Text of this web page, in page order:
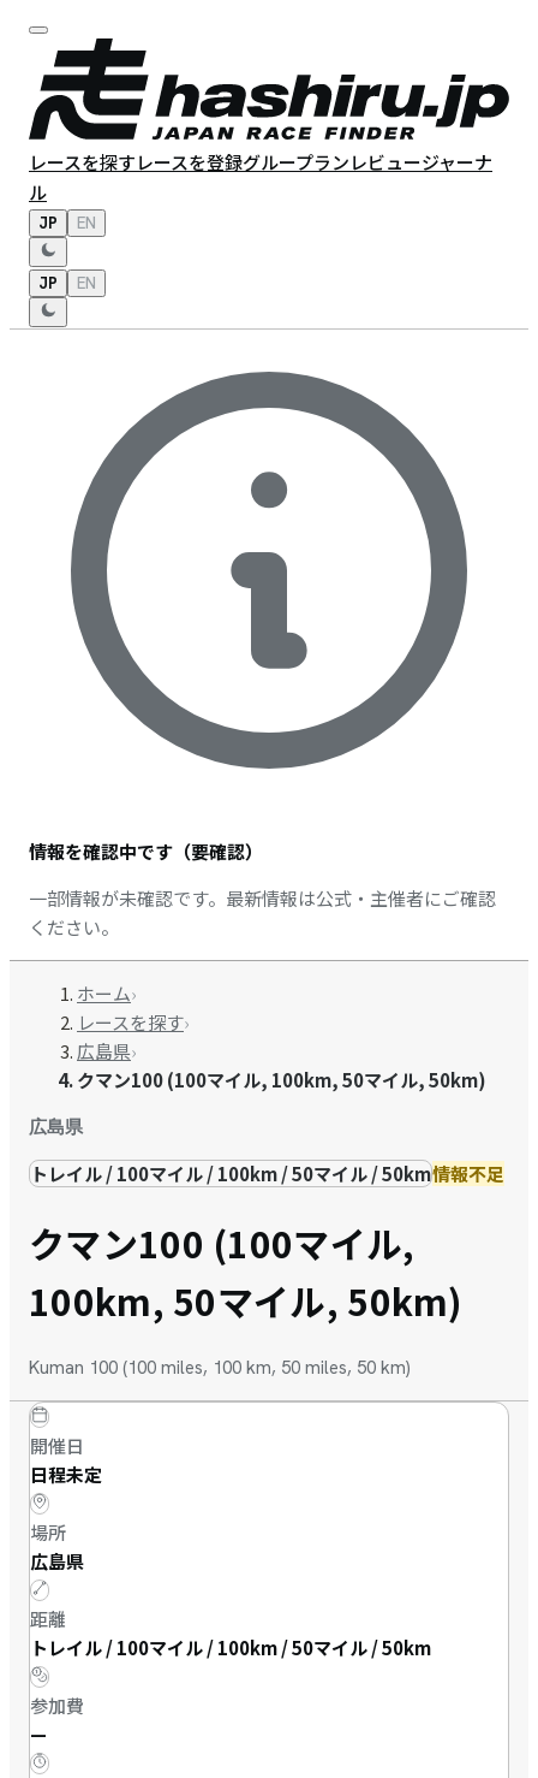
レースを探すレースを登録グループランレビュージャーナ
ル
JP EN
JP EN
情報を確認中です（要確認）
一部情報が未確認です。最新情報は公式・主催者にご確認
ください。
ホーム›
レースを探す›
広島県›
クマン100 (100マイル, 100km, 50マイル, 50km)
広島県
トレイル / 100マイル / 100km / 50マイル / 50km情報不足
クマン100 (100マイル,
100km, 50マイル, 50km)
Kuman 100 (100 miles, 100 km, 50 miles, 50 km)
開催日
日程未定
場所
広島県
距離
トレイル / 100マイル / 100km / 50マイル / 50km
参加費
—